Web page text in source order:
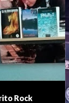
Rock